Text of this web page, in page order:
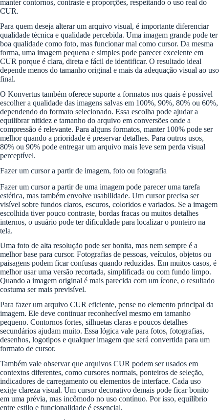
manter contornos, contraste e proporções, respeitando o uso real do
CUR.
Para quem deseja alterar um arquivo visual, é importante diferenciar
qualidade técnica e qualidade percebida. Uma imagem grande pode ter
boa qualidade como foto, mas funcionar mal como cursor. Da mesma
forma, uma imagem pequena e simples pode parecer excelente em
CUR porque é clara, direta e fácil de identificar. O resultado ideal
depende menos do tamanho original e mais da adequação visual ao uso
final.
O Konvertus também oferece suporte a formatos nos quais é possível
escolher a qualidade das imagens salvas em 100%, 90%, 80% ou 60%,
dependendo do formato selecionado. Essa escolha pode ajudar a
equilibrar nitidez e tamanho do arquivo em conversões onde a
compressão é relevante. Para alguns formatos, manter 100% pode ser
melhor quando a prioridade é preservar detalhes. Para outros usos,
80% ou 90% pode entregar um arquivo mais leve sem perda visual
perceptível.
Fazer um cursor a partir de imagem, foto ou fotografia
Fazer um cursor a partir de uma imagem pode parecer uma tarefa
estética, mas também envolve usabilidade. Um cursor precisa ser
visível sobre fundos claros, escuros, coloridos e variados. Se a imagem
escolhida tiver pouco contraste, bordas fracas ou muitos detalhes
internos, o usuário pode ter dificuldade para localizar o ponteiro na
tela.
Uma foto de alta resolução pode ser bonita, mas nem sempre é a
melhor base para cursor. Fotografias de pessoas, veículos, objetos ou
paisagens podem ficar confusas quando reduzidas. Em muitos casos, é
melhor usar uma versão recortada, simplificada ou com fundo limpo.
Quando a imagem original é mais parecida com um ícone, o resultado
costuma ser mais previsível.
Para fazer um arquivo CUR eficiente, pense no elemento principal da
imagem. Ele deve continuar reconhecível mesmo em tamanho
pequeno. Contornos fortes, silhuetas claras e poucos detalhes
secundários ajudam muito. Essa lógica vale para fotos, fotografias,
desenhos, logotipos e qualquer imagem que será convertida para um
formato de cursor.
Também vale observar que arquivos CUR podem ser usados em
contextos diferentes, como cursores normais, ponteiros de seleção,
indicadores de carregamento ou elementos de interface. Cada uso
exige clareza visual. Um cursor decorativo demais pode ficar bonito
em uma prévia, mas incômodo no uso contínuo. Por isso, equilíbrio
entre estilo e funcionalidade é essencial.